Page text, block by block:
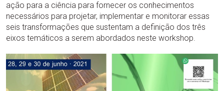
ação para a ciência para fornecer os conhecimentos
necessários para projetar, implementar e monitorar essas
seis transformações que sustentam a definição dos três
eixos temáticos a serem abordados neste workshop.